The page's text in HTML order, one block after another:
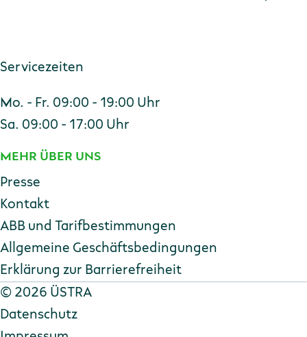
Servicezeiten
Mo. - Fr. 09:00 - 19:00 Uhr
Sa. 09:00 - 17:00 Uhr
MEHR ÜBER UNS
Presse
Kontakt
ABB und Tarifbestimmungen
Allgemeine Geschäftsbedingungen
Erklärung zur Barriere­freiheit
Copyright
© 2026 ÜSTRA
Datenschutz